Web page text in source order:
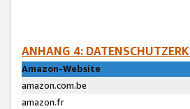
ANHANG 4:
Amazon-Website
amazon.com.be
amazon.fr